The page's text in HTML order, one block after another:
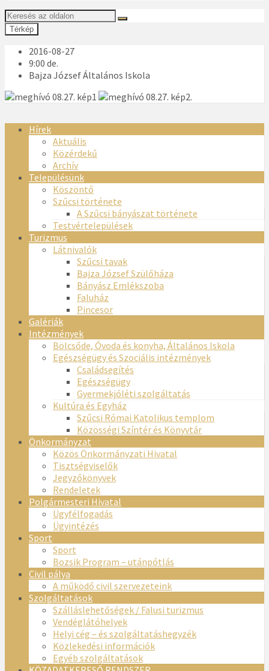
Térkép
2016-08-27
9:00 de.
Bajza József Általános Iskola
Hírek
Aktuális
Közérdekű
Archív
Településünk
Köszöntő
Szűcsi története
A Szűcsi bányászat története
Testvértelepülések
Turizmus
Látnivalók
Szűcsi tavak
Bajza József Szülőháza
Bányász Emlékszoba
Faluház
Pincesor
Galériák
Intézmények
Bölcsőde, Óvoda és konyha, Általános Iskola
Egészségügy és Szociális intézmények
Családsegítés
Egészségügy
Gyermekjóléti szolgáltatás
Kultúra és Egyház
Szűcsi Római Katolikus templom
Közösségi Színtér és Könyvtár
Önkormányzat
Közös Önkormányzati Hivatal
Tisztségviselők
Jegyzőkönyvek
Rendeletek
Polgármesteri Hivatal
Ügyfélfogadás
Ügyintézés
Sport
Sport
Bozsik Program – utánpótlás
Civil pálya
A működő civil szervezeteink
Szolgáltatások
Szálláslehetőségek / Falusi turizmus
Vendéglátóhelyek
Helyi cég – és szolgáltatáshegyzék
Közlekedési információk
Egyéb szolgáltatások